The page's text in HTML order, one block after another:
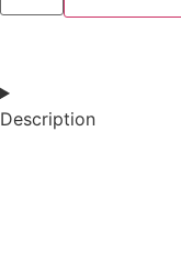
Description